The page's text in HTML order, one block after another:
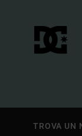
TROVA UN